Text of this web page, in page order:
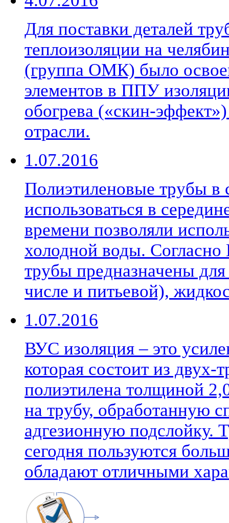
Для поставки деталей
теплоизоляции на
(группа ОМК) было
элементов в ППУ
обогрева («скин-
отрасли.
1.07.2016
Полиэтиленовые трубы в
использоваться в
времени позволяли
холодной воды.
трубы предназначены
числе и питьевой),
1.07.2016
ВУС изоляция – это
которая состоит из двух-
полиэтилена толщиной
на трубу, обработанную
адгезионную подслойку.
сегодня пользуются
обладают отличными